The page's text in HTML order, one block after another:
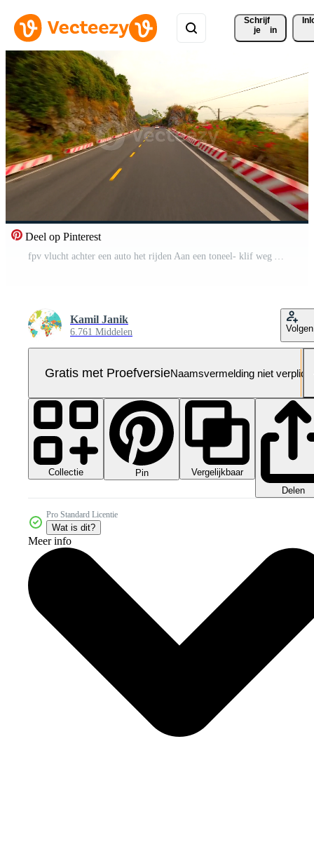
Schrijf
je
in
Deel op Pinterest
fpv vlucht achter een auto het rijden Aan een toneel- klif weg Aan kat ba eiland Vietnam Pro Video
Kamil Janik
6.761 Middelen Volgen
Gratis met ProefversieNaamsvermelding niet verplicht
Collectie Pin
Vergelijkbaar
Delen
Pro Standard Licentie
Wat is dit?
Meer info